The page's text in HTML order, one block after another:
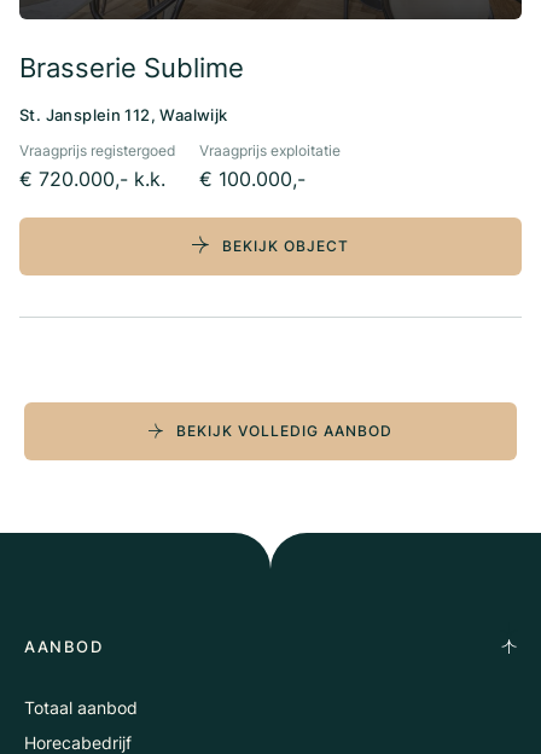
Brasserie Sublime
St. Jansplein 112, Waalwijk
Vraagprijs registergoed
€ 720.000,- k.k.
Vraagprijs exploitatie
€ 100.000,-
BEKIJK OBJECT
BEKIJK VOLLEDIG AANBOD
AANBOD
Totaal aanbod
Horecabedrijf